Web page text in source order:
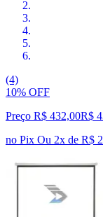
(4)
10% OFF
Preço R$ 432,00R$
no Pix Ou 2x de R$